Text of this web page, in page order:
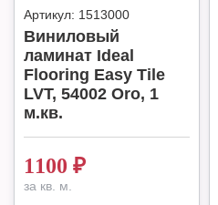
Артикул: 1513000
Виниловый
ламинат Ideal
Flooring Easy Tile
LVT, 54002 Oro, 1
м.кв.
1100 ₽
за кв. м.